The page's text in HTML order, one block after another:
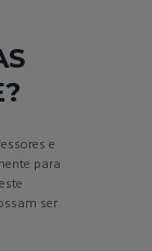
e
para
ser